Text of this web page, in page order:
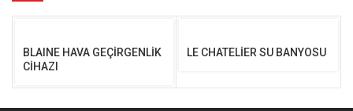
BLAINE HAVA GEÇİRGENLİK
CİHAZI
LE CHATELİER SU BANYOSU